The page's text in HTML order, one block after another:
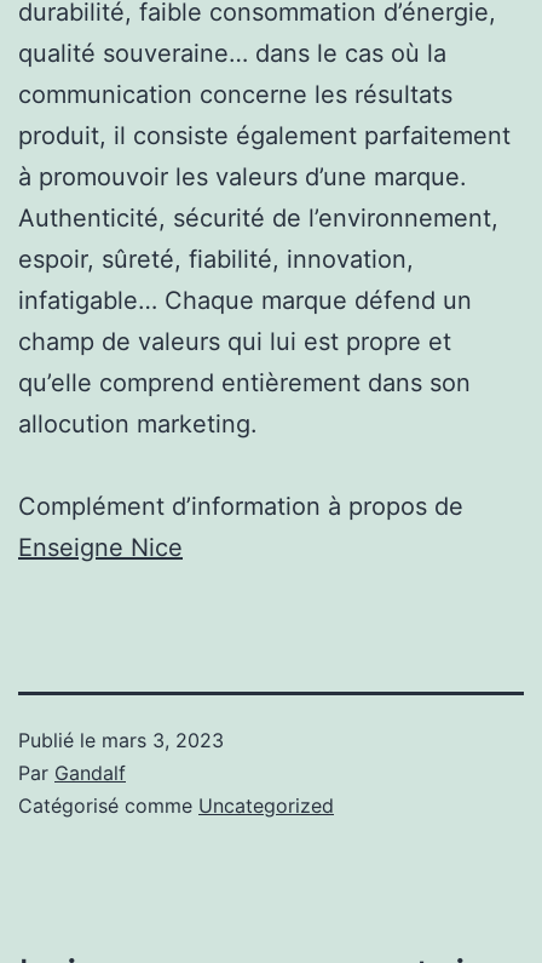
durabilité, faible consommation d’énergie,
qualité souveraine… dans le cas où la
communication concerne les résultats
produit, il consiste également parfaitement
à promouvoir les valeurs d’une marque.
Authenticité, sécurité de l’environnement,
espoir, sûreté, fiabilité, innovation,
infatigable… Chaque marque défend un
champ de valeurs qui lui est propre et
qu’elle comprend entièrement dans son
allocution marketing.
Complément d’information à propos de
Enseigne Nice
Publié le mars 3, 2023
Par Gandalf
Catégorisé comme Uncategorized